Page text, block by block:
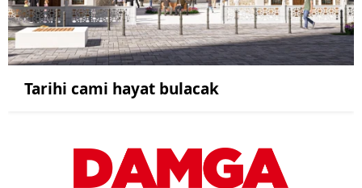
Tarihi cami hayat bulacak